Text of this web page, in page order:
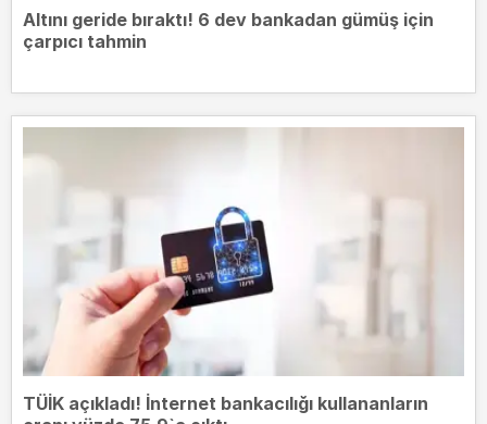
Altını geride bıraktı! 6 dev bankadan gümüş için
çarpıcı tahmin
TÜİK açıkladı! İnternet bankacılığı kullananların